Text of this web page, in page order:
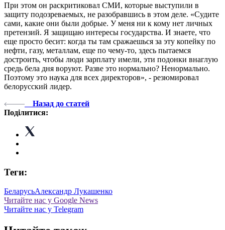
При этом он раскритиковал СМИ, которые выступили в
защиту подозреваемых, не разобравшись в этом деле. «Судите
сами, какие они были добрые. У меня ни к кому нет личных
претензий. Я защищаю интересы государства. И знаете, что
еще просто бесит: когда ты там сражаешься за эту копейку по
нефти, газу, металлам, еще по чему-то, здесь пытаемся
достроить, чтобы люди зарплату имели, эти подонки внаглую
средь бела дня воруют. Разве это нормально? Ненормально.
Поэтому это наука для всех директоров», - резюмировал
белорусский лидер.
Назад до статей
Поділитися:
Теги:
БеларусьАлександр Лукашенко
Читайте нас у Google News
Читайте нас у Telegram